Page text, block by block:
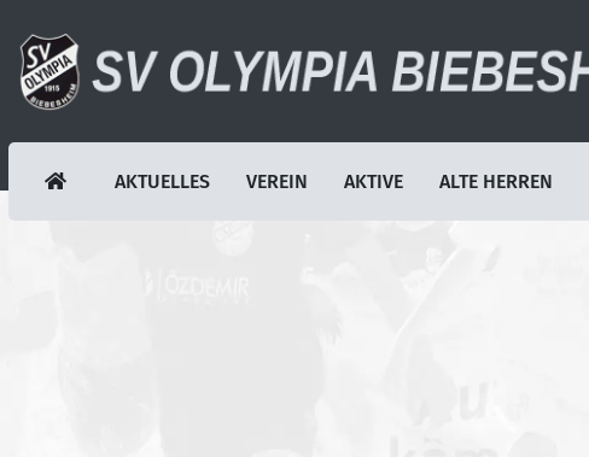
AKTUELLES VEREIN AKTIVE ALTE HERREN